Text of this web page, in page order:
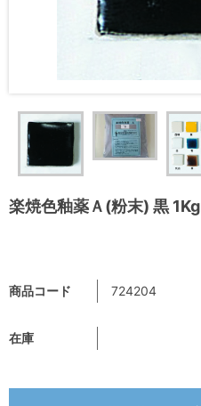
楽焼色釉薬Ａ(粉末) 黒 1Kg
商品コード 724204
在庫